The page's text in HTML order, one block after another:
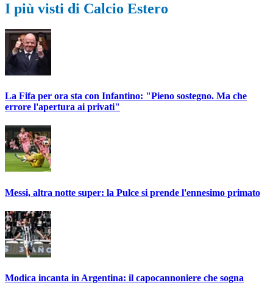
I più visti di Calcio Estero
La Fifa per ora sta con Infantino: "Pieno sostegno. Ma che
errore l'apertura ai privati"
Messi, altra notte super: la Pulce si prende l'ennesimo primato
Modica incanta in Argentina: il capocannoniere che sogna